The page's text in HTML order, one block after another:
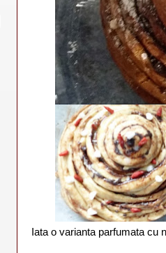
Iata o varianta parfumata cu